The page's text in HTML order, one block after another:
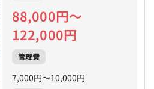
88,000円～
122,000円
管理費
7,000円～10,000円